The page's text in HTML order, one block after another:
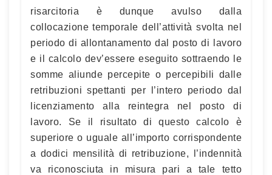
risarcitoria è dunque avulso dalla
collocazione temporale dell’attività svolta nel
periodo di allontanamento dal posto di lavoro
e il calcolo dev’essere eseguito sottraendo le
somme aliunde percepite o percepibili dalle
retribuzioni spettanti per l’intero periodo dal
licenziamento alla reintegra nel posto di
lavoro. Se il risultato di questo calcolo è
superiore o uguale all’importo corrispondente
a dodici mensilità di retribuzione, l’indennità
va riconosciuta in misura pari a tale tetto